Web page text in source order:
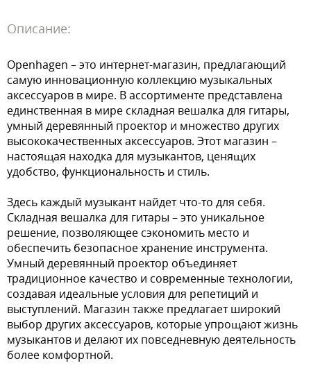
Описание:
Openhagen – это интернет-магазин, предлагающий
самую инновационную коллекцию музыкальных
аксессуаров в мире. В ассортименте представлена
единственная в мире складная вешалка для гитары,
умный деревянный проектор и множество других
высококачественных аксессуаров. Этот магазин –
настоящая находка для музыкантов, ценящих
удобство, функциональность и стиль.
Здесь каждый музыкант найдет что-то для себя.
Складная вешалка для гитары – это уникальное
решение, позволяющее сэкономить место и
обеспечить безопасное хранение инструмента.
Умный деревянный проектор объединяет
традиционное качество и современные технологии,
создавая идеальные условия для репетиций и
выступлений. Магазин также предлагает широкий
выбор других аксессуаров, которые упрощают жизнь
музыкантов и делают их повседневную деятельность
более комфортной.